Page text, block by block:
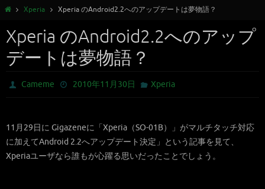
Xperia Xperia のAndroid2.2へのアップデートは夢物語？
Xperia のAndroid2.2へのアップ
デートは夢物語？
Cameme 2010年11月30日 Xperia
11月29日に Gigazeneに「Xperia（SO-01B）」がマルチタッチ対応
に加えてAndroid 2.2へアップデート決定」という記事を見て、
Xperiaユーザなら誰もが心躍る思いだったことでしょう。